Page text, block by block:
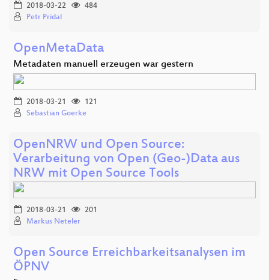
2018-03-22
484
Petr Pridal
OpenMetaData
Metadaten manuell erzeugen war gestern
2018-03-21
121
Sebastian Goerke
OpenNRW und Open Source:
Verarbeitung von Open (Geo-)Data aus
NRW mit Open Source Tools
2018-03-21
201
Markus Neteler
Open Source Erreichbarkeitsanalysen im
ÖPNV